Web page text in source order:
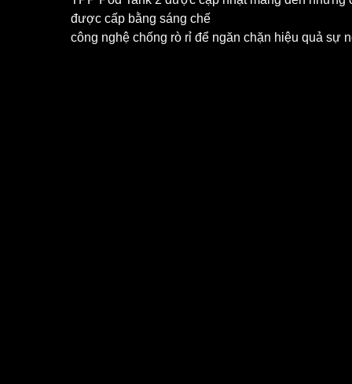
được cấp bằng sáng chế
công nghệ chống rò rỉ để ngăn chặn hiệu quả sự